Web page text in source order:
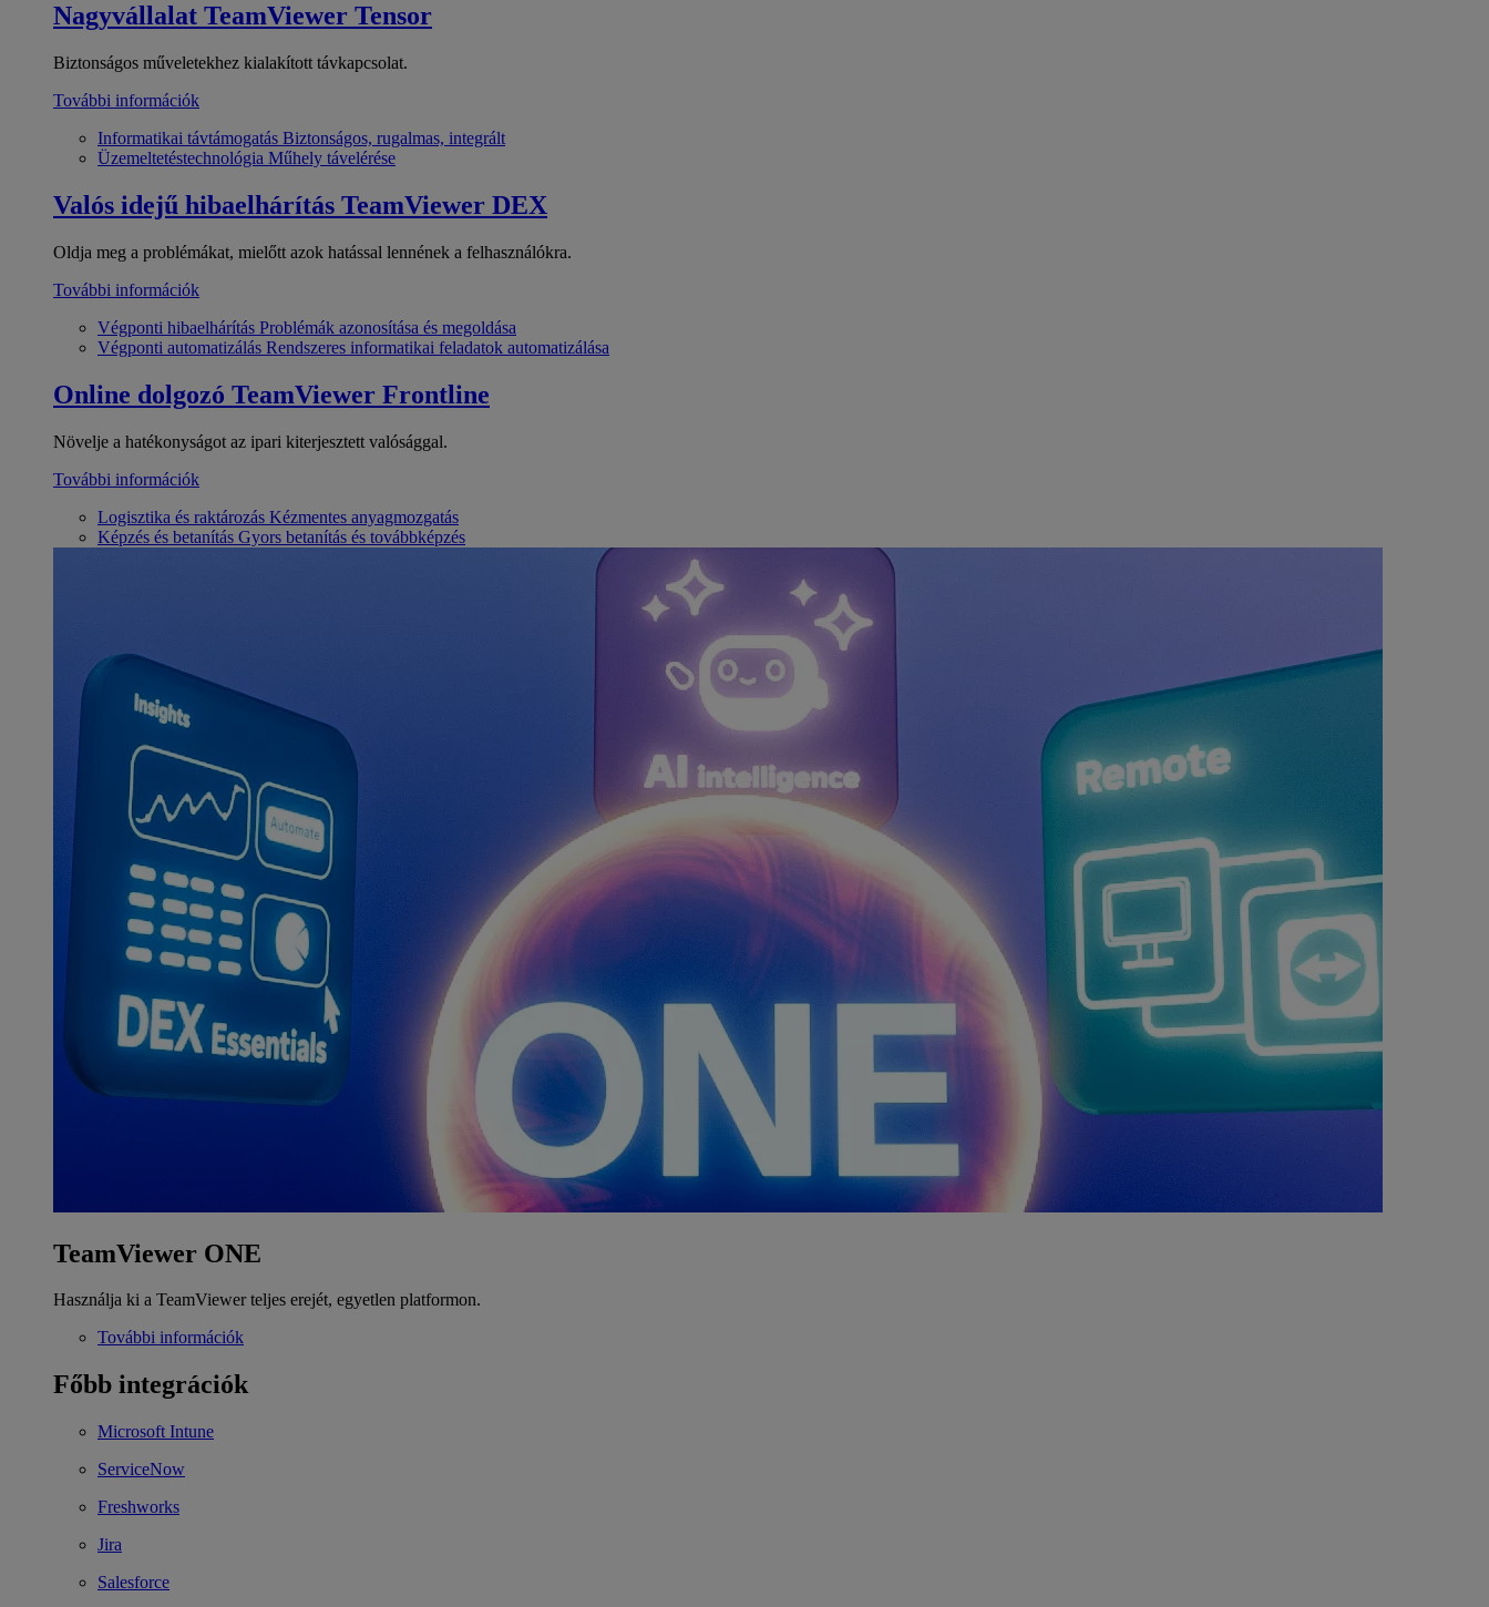
Nagyvállalat TeamViewer Tensor
Biztonságos műveletekhez kialakított távkapcsolat.
További információk
Informatikai távtámogatás Biztonságos, rugalmas, integrált
Üzemeltetéstechnológia Műhely távelérése
Valós idejű hibaelhárítás TeamViewer DEX
Oldja meg a problémákat, mielőtt azok hatással lennének a felhasználókra.
További információk
Végponti hibaelhárítás Problémák azonosítása és megoldása
Végponti automatizálás Rendszeres informatikai feladatok automatizálása
Online dolgozó TeamViewer Frontline
Növelje a hatékonyságot az ipari kiterjesztett valósággal.
További információk
Logisztika és raktározás Kézmentes anyagmozgatás
Képzés és betanítás Gyors betanítás és továbbképzés
TeamViewer ONE
Használja ki a TeamViewer teljes erejét, egyetlen platformon.
További információk
Főbb integrációk
Microsoft Intune
ServiceNow
Freshworks
Jira
Salesforce